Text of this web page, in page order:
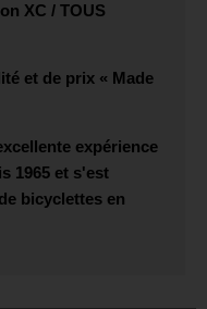
XC / TOUS
et de prix « Made
expérience
1965 et s'est
bicyclettes en